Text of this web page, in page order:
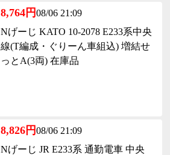
8,764円08/06 21:09
Nげーじ KATO 10-2078 E233系中央
線(T編成・ぐりーん車組込) 増結せ
っとA(3両) 在庫品
8,826円08/06 21:09
Nげーじ JR E233系 通勤電車 中央